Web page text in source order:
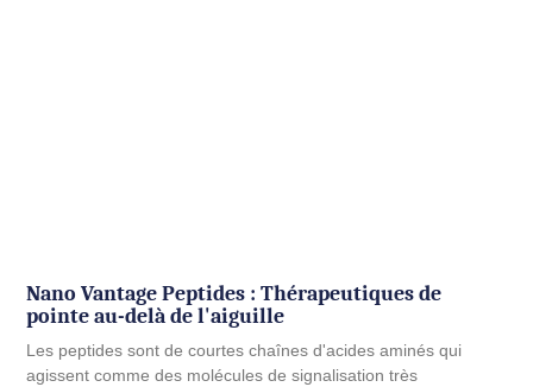
Nano Vantage Peptides : Thérapeutiques de
pointe au-delà de l'aiguille
Les peptides sont de courtes chaînes d'acides aminés qui
agissent comme des molécules de signalisation très